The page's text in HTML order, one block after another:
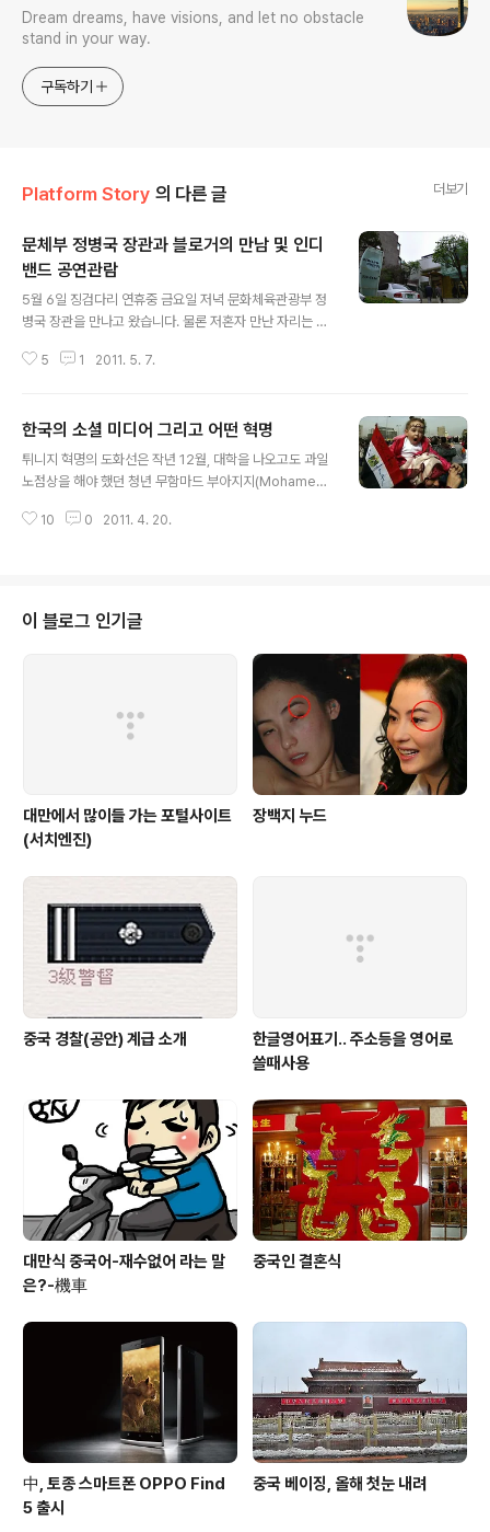
Dream dreams, have visions, and let no obstacle
stand in your way.
구독하기
Platform Story 의 다른 글 더보기
문체부 정병국 장관과 블로거의 만남 및 인디
밴드 공연관람
5월 6일 징검다리 연휴중 금요일 저녁 문화체육관광부 정
병국 장관을 만나고 왔습니다. 물론 저혼자 만난 자리는 아
어머니가 차려주는 식탁 한식집에서 모임을 가졌습니다.
모임하는 기분이라고 할까요? 6시가 조금 넘은 시각 약속
된 저녁식당으로 정 장관님이 모습을 들어냈는데요 정치인
출신인 만큼 참석한 블로거들에게 일일이 악수를 나누었습
대한 연유를 묻더군요^^ 다양한 관심분야에서 활동하는 블
5 1 2011. 5. 7.
한국의 소셜 미디어 그리고 어떤 혁명
튀니지 혁명의 도화선은 작년 12월, 대학을 나오고도 과일
노점상을 해야 했던 청년 무함마드 부아지지(Mohamed
힐 수도 있었을 이 사건에 큰 정치적 무게를 실어준 것은 바
폭로사이트 위키리크스(Wikileaks)를 통해 대통령 일가
의 불법적인 재산축적, 정부관리들의 부패상을 담은 외교
문서가 일반에 공개되었고, 이에 불만에 가득 차 있던 시민
들은 이 사건을 계기로 거리로 쏟아져 나오기 시작했다. 또
경찰의 시위진압 과정에서 잇따라 발생한 사망자 소식은 ..
10 0 2011. 4. 20.
이 블로그 인기글
대만에서 많이들 가는 포털사이트
(서치엔진)
장백지 누드
중국 경찰(공안) 계급 소개
한글영어표기.. 주소등을 영어로
쓸때사용
대만식 중국어-재수없어 라는 말
은?-機車
중국인 결혼식
中, 토종 스마트폰 OPPO Find
5 출시
중국 베이징, 올해 첫눈 내려